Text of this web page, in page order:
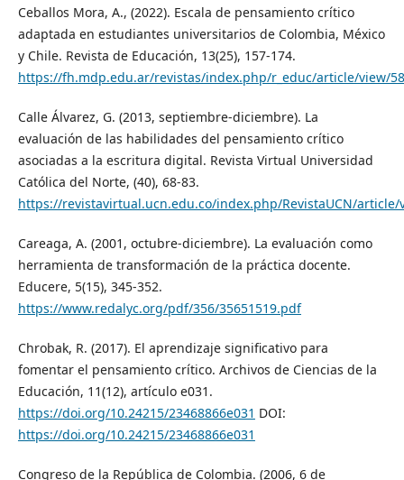
Ceballos Mora, A., (2022). Escala de pensamiento crítico
adaptada en estudiantes universitarios de Colombia, México
y Chile. Revista de Educación, 13(25), 157-174.
https://fh.mdp.edu.ar/revistas/index.php/r_educ/article/view/
Calle Álvarez, G. (2013, septiembre-diciembre). La
evaluación de las habilidades del pensamiento crítico
asociadas a la escritura digital. Revista Virtual Universidad
Católica del Norte, (40), 68-83.
https://revistavirtual.ucn.edu.co/index.php/RevistaUCN/article/
Careaga, A. (2001, octubre-diciembre). La evaluación como
herramienta de transformación de la práctica docente.
Educere, 5(15), 345-352.
https://www.redalyc.org/pdf/356/35651519.pdf
Chrobak, R. (2017). El aprendizaje significativo para
fomentar el pensamiento crítico. Archivos de Ciencias de la
Educación, 11(12), artículo e031.
https://doi.org/10.24215/23468866e031 DOI:
https://doi.org/10.24215/23468866e031
Congreso de la República de Colombia. (2006, 6 de